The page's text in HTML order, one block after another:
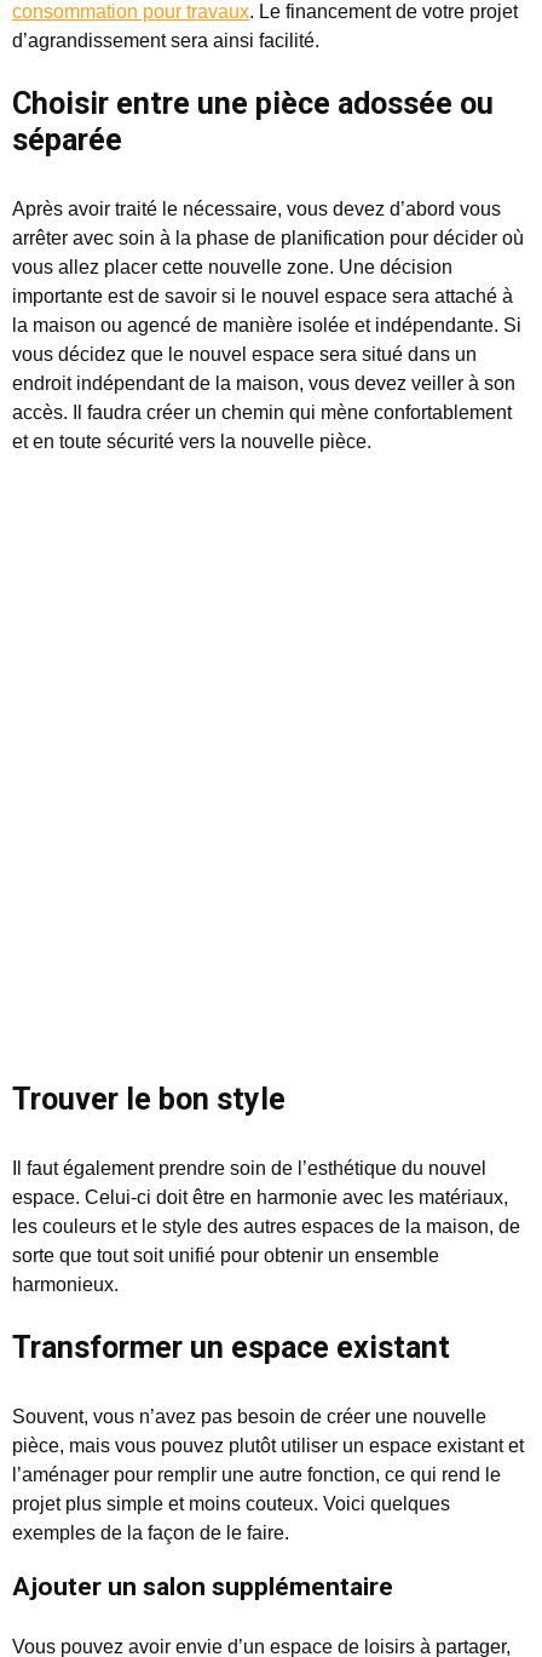
consommation pour travaux. Le financement de votre projet
d’agrandissement sera ainsi facilité.
Choisir entre une pièce adossée ou
séparée
Après avoir traité le nécessaire, vous devez d’abord vous
arrêter avec soin à la phase de planification pour décider où
vous allez placer cette nouvelle zone. Une décision
importante est de savoir si le nouvel espace sera attaché à
la maison ou agencé de manière isolée et indépendante. Si
vous décidez que le nouvel espace sera situé dans un
endroit indépendant de la maison, vous devez veiller à son
accès. Il faudra créer un chemin qui mène confortablement
et en toute sécurité vers la nouvelle pièce.
Trouver le bon style
Il faut également prendre soin de l’esthétique du nouvel
espace. Celui-ci doit être en harmonie avec les matériaux,
les couleurs et le style des autres espaces de la maison, de
sorte que tout soit unifié pour obtenir un ensemble
harmonieux.
Transformer un espace existant
Souvent, vous n’avez pas besoin de créer une nouvelle
pièce, mais vous pouvez plutôt utiliser un espace existant et
l’aménager pour remplir une autre fonction, ce qui rend le
projet plus simple et moins couteux. Voici quelques
exemples de la façon de le faire.
Ajouter un salon supplémentaire
Vous pouvez avoir envie d’un espace de loisirs à partager,